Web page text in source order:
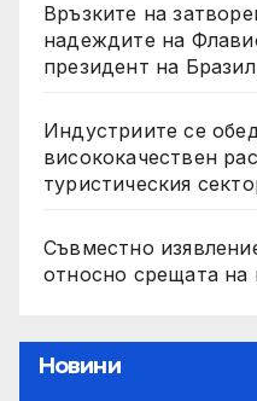
Връзките на
надеждите на
президент на
Индустриите се
висококачествен
туристическия
Съвместно
относно срещата
Новини